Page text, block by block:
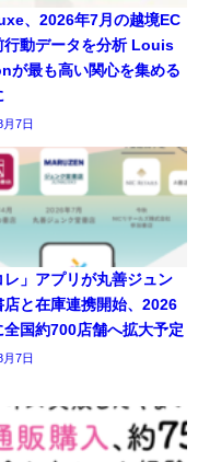
、2026年7月の越境EC
行動データを分析 Louis
が最も高い関心を集める
7日
レ」アプリが丸善ジュン
店と在庫連携開始、2026
全国約700店舗へ拡大予定
7日